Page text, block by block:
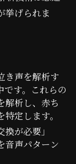
挙げられま
き声を解析す
です。これらの
解析し、赤ち
定します。
が必要」
音声パターン